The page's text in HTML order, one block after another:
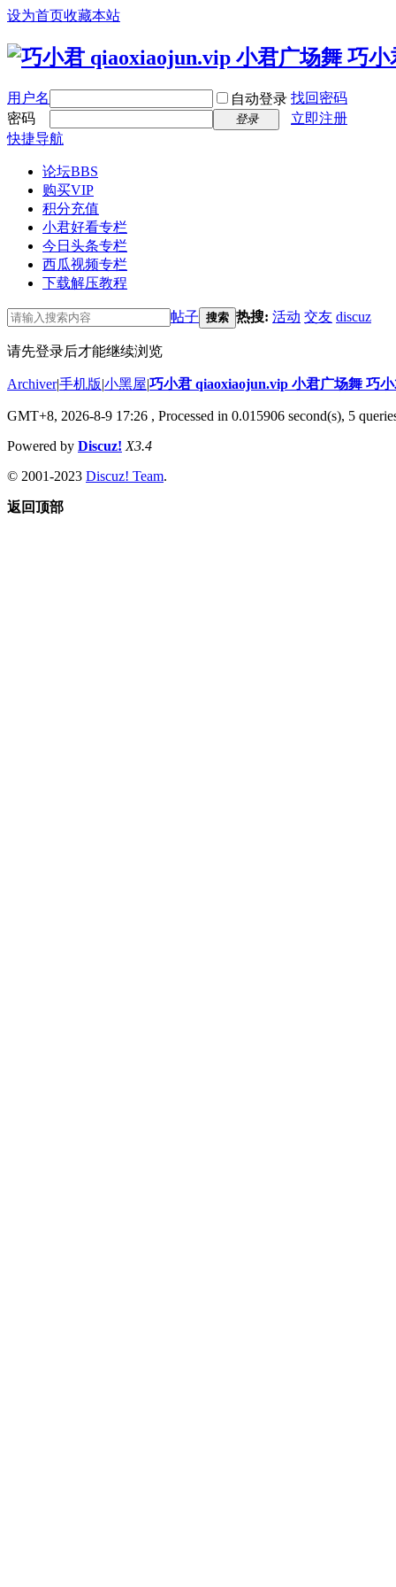
设为首页收藏本站
用户名 自动登录 找回密码
密码
登录
立即注册
快捷导航
论坛BBS
购买VIP
积分充值
小君好看专栏
今日头条专栏
西瓜视频专栏
下载解压教程
帖子 搜索 热搜: 活动 交友 discuz
请先登录后才能继续浏览
Archiver|手机版|小黑屋|巧小君 qiaoxiaojun.vip 小君广场舞 巧
GMT+8, 2026-8-9 17:26 , Processed in 0.015906 second(s), 5
Powered by Discuz! X3.4
© 2001-2023 Discuz! Team.
返回顶部